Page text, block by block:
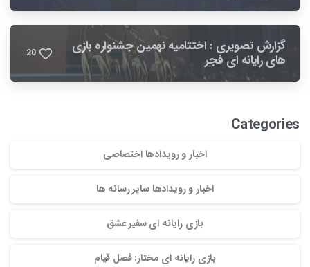
گزارش تصویری : اختتامیه نهمین جشنواره بازی
های رایانه ای فجر 20
Categories
اخبار و رویدادها اختصاصی
اخبار و رویدادها سایر رسانه ها
بازی رایانه ای سفیر عشق
بازی رایانه ای مختار: فصل قیام